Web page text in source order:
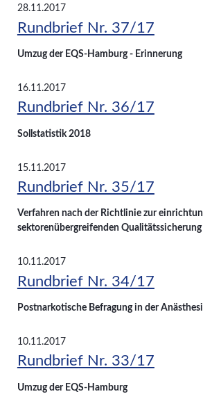
28.11.2017
Rundbrief Nr. 37/17
Umzug der EQS-Hamburg - Erinnerung
16.11.2017
Rundbrief Nr. 36/17
Sollstatistik 2018
15.11.2017
Rundbrief Nr. 35/17
Verfahren nach der Richtlinie zur
sektorenübergreifenden Qualitätssicherung
10.11.2017
Rundbrief Nr. 34/17
Postnarkotische Befragung in der
10.11.2017
Rundbrief Nr. 33/17
Umzug der EQS-Hamburg